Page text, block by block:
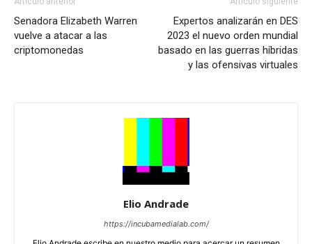
Senadora Elizabeth Warren
vuelve a atacar a las
criptomonedas
Expertos analizarán en DES
2023 el nuevo orden mundial
basado en las guerras híbridas
y las ofensivas virtuales
Elio Andrade
https://incubamedialab.com/